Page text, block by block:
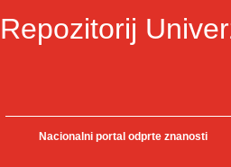
Repozitorij
Nacionalni portal odprte znanosti